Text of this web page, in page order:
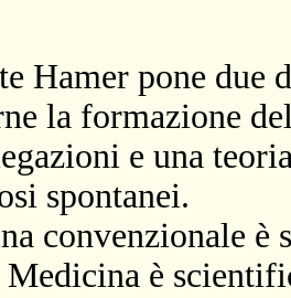
Hamer pone due
la formazione
e una
spontanei.
convenzionale è
è